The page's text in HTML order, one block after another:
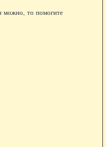
можно, то помогите